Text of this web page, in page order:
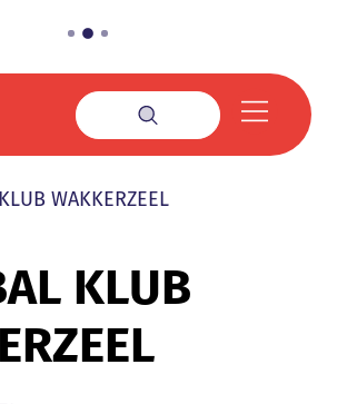
Zoek tonen /Menu
items
WAKKERZEEL
KLUB